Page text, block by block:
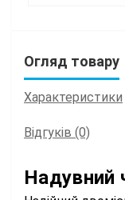
Огляд товару
Характеристики
Відгуків (0)
Надувний